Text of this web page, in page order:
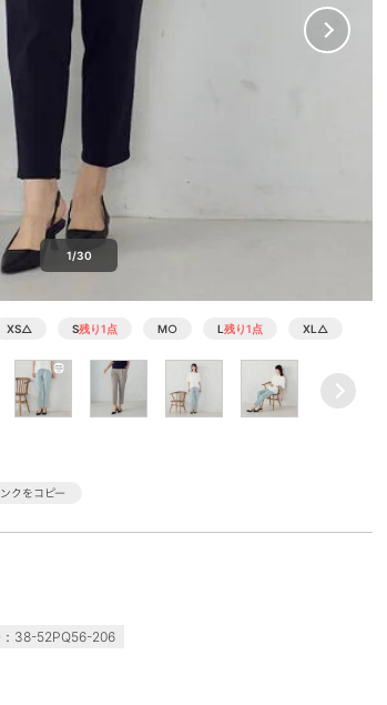
1/30
XS△ S残り1点 M○ L 残り1点 XL △
38-52PQ56-206